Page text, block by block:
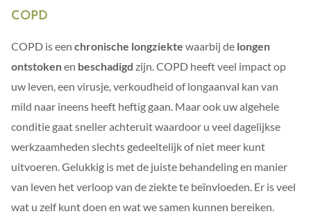
COPD
COPD is een chronische longziekte waarbij de longen
ontstokenen beschadigd zijn. COPD heeft veel impact op
uw leven, een virusje, verkoudheid of longaanval kan van
mild naar ineens heeft heftig gaan. Maar ook uw algehele
conditie gaat sneller achteruit waardoor u veel dagelijkse
werkzaamheden slechts gedeeltelijk of niet meer kunt
uitvoeren. Gelukkig is met de juiste behandeling en manier
van leven het verloop van de ziekte te beïnvloeden. Er is veel
wat u zelf kunt doen en wat we samen kunnen bereiken.